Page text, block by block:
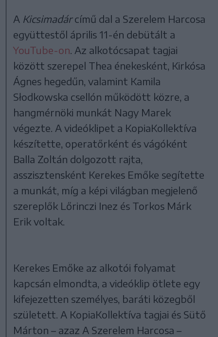
A Kicsimadárcímű dal a Szerelem Harcosa
együttestől április 11-én debütált a
YouTube-on. Az alkotócsapat tagjai
között szerepel Thea énekesként, Kirkósa
Ágnes hegedűn, valamint Kamila
Słodkowska csellón működött közre, a
hangmérnöki munkát Nagy Marek
végezte. A videóklipet a KopiaKollektíva
készítette, operatőrként és vágóként
Balla Zoltán dolgozott rajta,
asszisztensként Kerekes Emőke segítette
a munkát, míg a képi világban megjelenő
szereplők Lőrinczi Inez és Torkos Márk
Erik voltak.
Kerekes Emőke az alkotói folyamat
kapcsán elmondta, a videóklip ötlete egy
kifejezetten személyes, baráti közegből
született. A KopiaKollektíva tagjai és Sütő
Márton – azaz A Szerelem Harcosa –